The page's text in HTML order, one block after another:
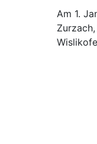
Am 1.